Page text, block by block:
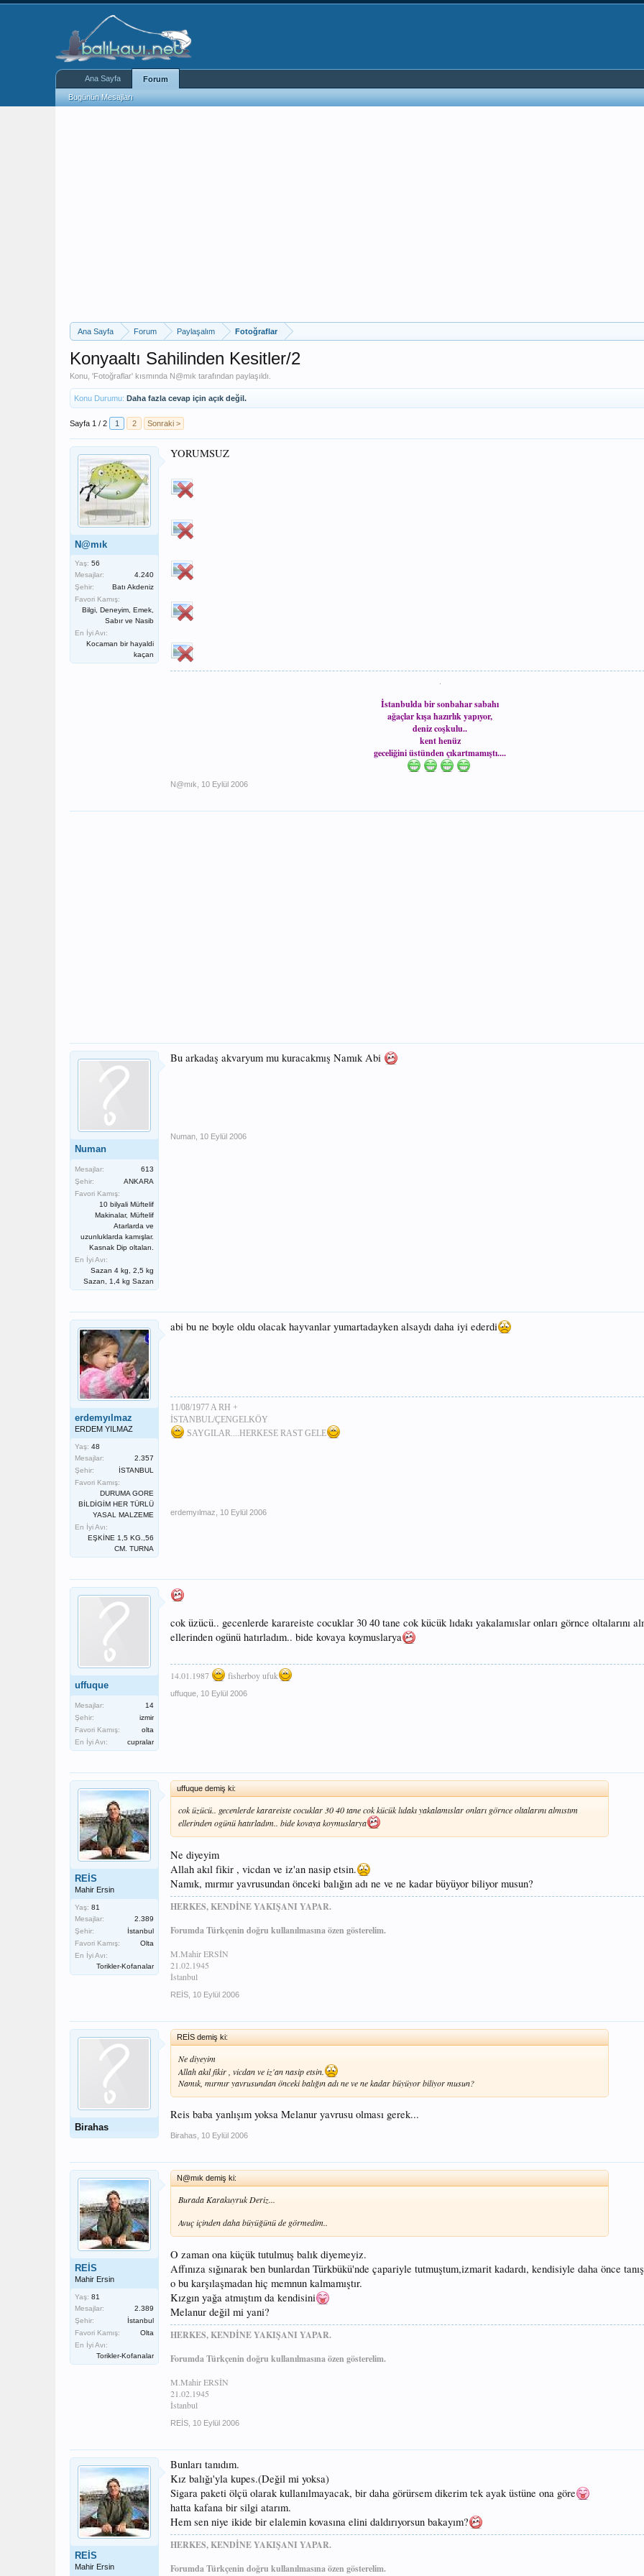
Ana Sayfa Forum Paylaşalım Fotoğraflar
Konyaaltı Sahilinden Kesitler/2
Konu, 'Fotoğraflar' kısmında N@mık tarafından paylaşıldı.
Konu Durumu: Daha fazla cevap için açık değil.
Sayfa 1 / 2 1 2 Sonraki >
N@mık
Yaş: 56
Mesajlar:
4.240
Şehir:
Batı Akdeniz
Favori Kamış:
Bilgi, Deneyim, Emek,
Sabır ve Nasib
En İyi Avı:
Kocaman bir hayaldi
kaçan
YORUMSUZ
İstanbulda bir sonbahar sabahı
ağaçlar kışa hazırlık yapıyor,
deniz coşkulu..
kent henüz
geceliğini üstünden çıkartmamıştı....
N@mık 10 Eylül 2006
Numan
Mesajlar:
613
Şehir:
ANKARA
Favori Kamış:
10 bilyali Müftelif
Makinalar, Müftelif
Atarlarda ve
uzunluklarda kamışlar.
Kasnak Dip oltaları.
En İyi Avı:
Sazan 4 kg, 2,5 kg
Sazan, 1,4 kg Sazan
Bu arkadaş akvaryum mu kuracakmış Namık Abi
Numan 10 Eylül 2006
erdemyılmaz
ERDEM YILMAZ
Yaş: 48
Mesajlar:
2.357
Şehir:
İSTANBUL
Favori Kamış:
DURUMA GORE
BİLDİGİM HER TÜRLÜ
YASAL MALZEME
En İyi Avı:
EŞKİNE 1,5 KG.,56
CM. TURNA
abi bu ne boyle oldu olacak hayvanlar yumartadayken alsaydı daha iyi ederdi
11/08/1977 A RH +
İSTANBUL/ÇENGELKÖY
SAYGILAR....HERKESE RAST GELE
erdemyılmaz 10 Eylül 2006
uffuque
Mesajlar:
14
Şehir:
izmir
Favori Kamış:
olta
En İyi Avı:
cupralar
cok üzücü.. gecenlerde karareiste cocuklar 30 40 tane cok kücük lıdakı yakalamıslar onları görnce oltalarını
ellerinden ogünü hatırladım.. bide kovaya koymuslarya
14.01.1987 fisherboy ufuk
uffuque 10 Eylül 2006
REİS
Mahir Ersin
Yaş: 81
Mesajlar:
2.389
Şehir:
İstanbul
Favori Kamış:
Olta
En İyi Avı:
Torikler-Kofanalar
uffuque demiş ki:
cok üzücü.. gecenlerde karareiste cocuklar 30 40 tane cok kücük lıdakı yakalamıslar onları görnce oltalarını almıstım
ellerinden ogünü hatırladım.. bide kovaya koymuslarya
Ne diyeyim
Allah akıl fikir , vicdan ve iz'an nasip etsin.
Namık, mırmır yavrusundan önceki balığın adı ne ve ne kadar büyüyor biliyor musun?
HERKES, KENDİNE YAKIŞANI YAPAR.
Forumda Türkçenin doğru kullanılmasına özen gösterelim.
M.Mahir ERSİN
21.02.1945
İstanbul
REİS 10 Eylül 2006
Birahas
REİS demiş ki:
Ne diyeyim
Allah akıl fikir , vicdan ve iz'an nasip etsin.
Namık, mırmır yavrusundan önceki balığın adı ne ve ne kadar büyüyor biliyor musun?
Reis baba yanlışım yoksa Melanur yavrusu olması gerek...
Birahas 10 Eylül 2006
REİS
Mahir Ersin
Yaş: 81
Mesajlar:
2.389
Şehir:
İstanbul
Favori Kamış:
Olta
En İyi Avı:
Torikler-Kofanalar
N@mık demiş ki:
Burada Karakuyruk Deriz...
Avuç içinden daha büyüğünü de görmedim..
O zaman ona küçük tutulmuş balık diyemeyiz.
Affınıza sığınarak ben bunlardan Türkbükü'nde çapariyle tutmuştum,izmarit kadardı, kendisiyle daha önce
o bu karşılaşmadan hiç memnun kalmamıştır.
Kızgın yağa atmıştım da kendisini
Melanur değil mi yani?
HERKES, KENDİNE YAKIŞANI YAPAR.
Forumda Türkçenin doğru kullanılmasına özen gösterelim.
M.Mahir ERSİN
21.02.1945
İstanbul
REİS 10 Eylül 2006
REİS
Mahir Ersin
Bunları tanıdım.
Kız balığı'yla kupes.(Değil mi yoksa)
Sigara paketi ölçü olarak kullanılmayacak, bir daha görürsem dikerim tek ayak üstüne ona göre
hatta kafana bir silgi atarım.
Hem sen niye ikide bir elalemin kovasına elini daldırıyorsun bakayım?
HERKES, KENDİNE YAKIŞANI YAPAR.
Forumda Türkçenin doğru kullanılmasına özen gösterelim.
Ana Sayfa Forum
Bugünün Mesajları